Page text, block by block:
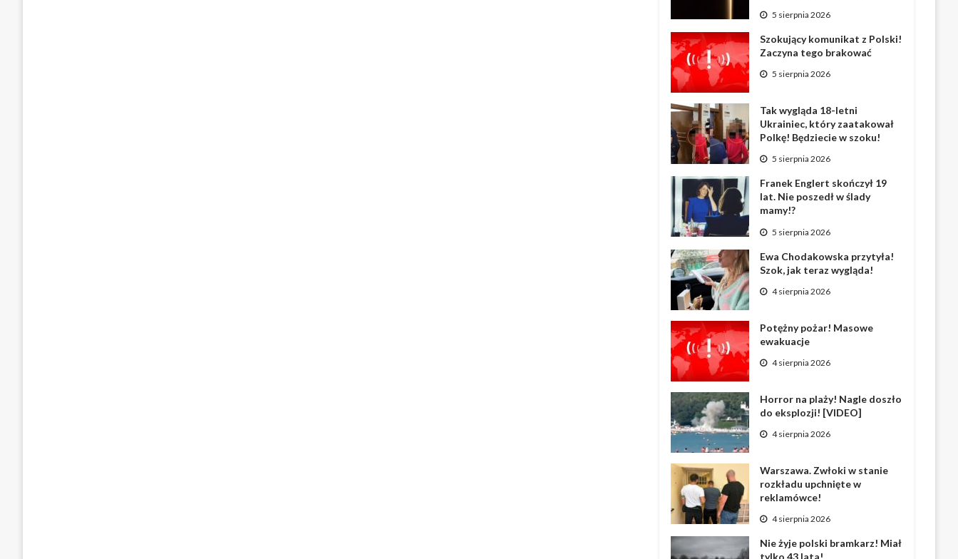
5 sierpnia 2026
Szokujący komunikat z Polski!
Zaczyna tego brakować
5 sierpnia 2026
Tak wygląda 18-letni
Ukrainiec, który zaatakował
Polkę! Będziecie w szoku!
5 sierpnia 2026
Franek Englert skończył 19
lat. Nie poszedł w ślady
mamy!?
5 sierpnia 2026
Ewa Chodakowska przytyła!
Szok, jak teraz wygląda!
4 sierpnia 2026
Potężny pożar! Masowe
ewakuacje
4 sierpnia 2026
Horror na plaży! Nagle doszło
do eksplozji! [VIDEO]
4 sierpnia 2026
Warszawa. Zwłoki w stanie
rozkładu upchnięte w
reklamówce!
4 sierpnia 2026
Nie żyje polski bramkarz! Miał